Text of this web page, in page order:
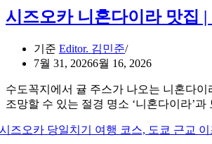
해
시즈오카 니혼다이라 맛집
기준 Editor. 김민준
7월 31, 20266월 16, 2026
수도꼭지에서 귤 주스가 나오는 니혼다
조망할 수 있는 절경 명소 ‘니혼다이라’